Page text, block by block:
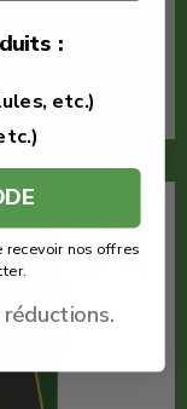
-80%
:
etc.)
recevoir nos offres
réductions.